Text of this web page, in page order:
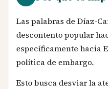
Las palabras de Díaz-
descontento popular
específicamente hacia
política de embargo.
Esto busca desviar la